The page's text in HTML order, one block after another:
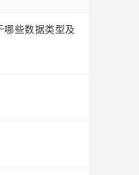
哪些数据类型及